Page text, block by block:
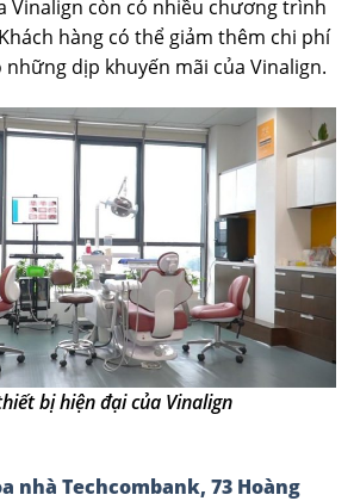
Vinalign còn có nhiều chương trình
hàng có thể giảm thêm chi phí
những dịp khuyến mãi của Vinalign.
bị hiện đại của Vinalign
nhà Techcombank, 73 Hoàng